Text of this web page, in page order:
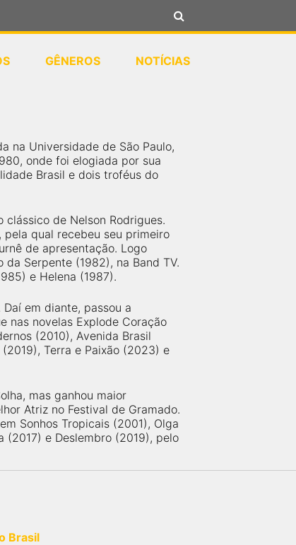
GÊNEROS NOTÍCIAS
na Universidade de São Paulo,
onde foi elogiada por sua
Brasil e dois troféus do
de Nelson Rodrigues.
pela qual recebeu seu primeiro
de apresentação. Logo
Serpente (1982), na Band TV.
e Helena (1987).
em diante, passou a
nas novelas Explode Coração
(2010), Avenida Brasil
Terra e Paixão (2023) e
mas ganhou maior
Atriz no Festival de Gramado.
Sonhos Tropicais (2001), Olga
(2017) e Deslembro (2019), pelo
Brasil